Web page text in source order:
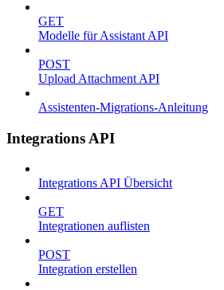
GET
Modelle für Assistant API
POST
Upload Attachment API
Assistenten-Migrations-Anleitung
Integrations API
Integrations API Übersicht
GET
Integrationen auflisten
POST
Integration erstellen